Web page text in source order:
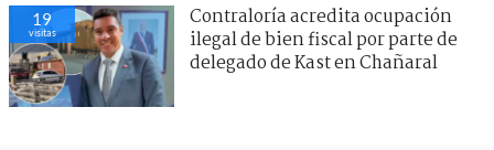
19
visitas
Contraloría acredita ocupación
ilegal de bien fiscal por parte de
delegado de Kast en Chañaral